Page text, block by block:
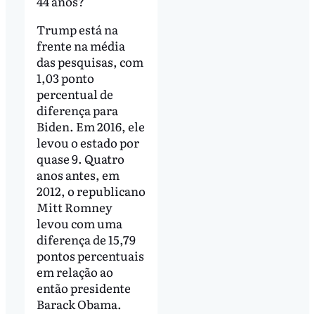
Trump está na
frente na média
das pesquisas, com
1,03 ponto
percentual de
diferença para
Biden. Em 2016, ele
levou o estado por
quase 9. Quatro
anos antes, em
2012, o republicano
Mitt Romney
levou com uma
diferença de 15,79
pontos percentuais
em relação ao
então presidente
Barack Obama.